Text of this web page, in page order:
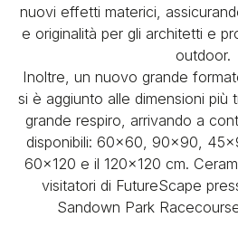
nuovi effetti materici,
e originalità per gli architetti e
outdoor.
Inoltre, un nuovo grande
si è aggiunto alle dimensioni più
grande respiro, arrivando a
disponibili: 60x60, 90x90,
60x120 e il 120x120 cm.
visitatori di FutureScape
Sandown Park